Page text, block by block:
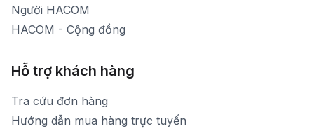
Người HACOM
HACOM - Cộng đồng
Hỗ trợ khách hàng
Tra cứu đơn hàng
Hướng dẫn mua hàng trực tuyến